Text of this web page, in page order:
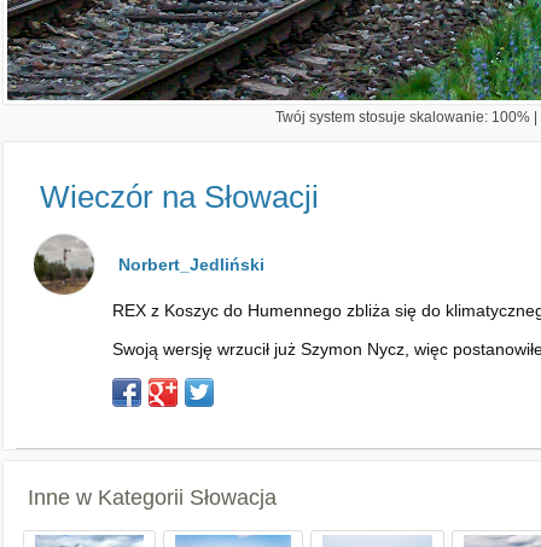
Twój system stosuje skalowanie: 100%
Wieczór na Słowacji
Norbert_Jedliński
REX z Koszyc do Humennego zbliża się do
Swoją wersję wrzucił już Szymon Nycz, więc
Inne w Kategorii Słowacja